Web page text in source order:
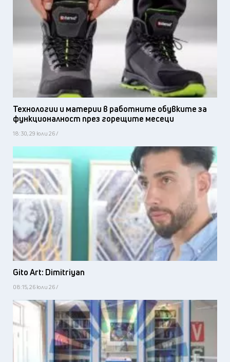
Технологии и материи в работните обувките за
функционалност през горещите месеци
18:30, 29 юли 26 /
Gito Art: Dimitriyan
08:15, 26 юли 26 /